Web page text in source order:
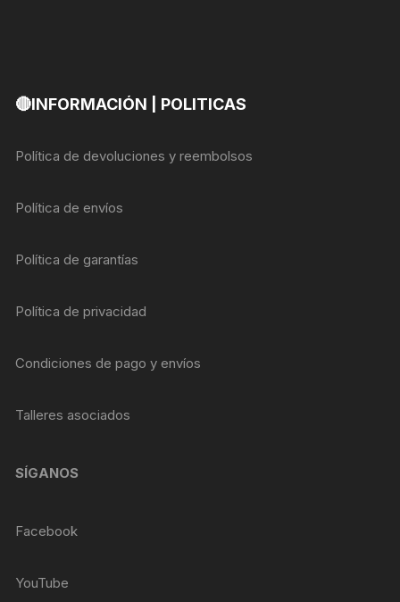
🔴INFORMACIÓN | POLITICAS
Política de devoluciones y reembolsos
Política de envíos
Política de garantías
Política de privacidad
Condiciones de pago y envíos
Talleres asociados
SÍGANOS
Facebook
YouTube